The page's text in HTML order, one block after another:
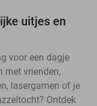
uitjes en
voor een dagje
met vrienden,
lasergamen of je
Ontdek